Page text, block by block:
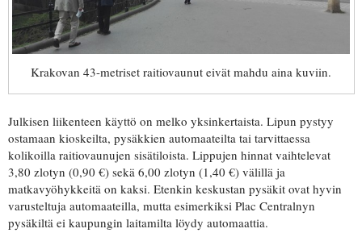
Krakovan 43-metriset raitiovaunut eivät mahdu aina kuviin.
Julkisen liikenteen käyttö on melko yksinkertaista. Lipun pystyy
ostamaan kioskeilta, pysäkkien automaateilta tai tarvittaessa
kolikoilla raitiovaunujen sisätiloista. Lippujen hinnat vaihtelevat
3,80 zlotyn (0,90 €) sekä 6,00 zlotyn (1,40 €) välillä ja
matkavyöhykkeitä on kaksi. Etenkin keskustan pysäkit ovat hyvin
varusteltuja automaateilla, mutta esimerkiksi Plac Centralnyn
pysäkiltä ei kaupungin laitamilta löydy automaattia.